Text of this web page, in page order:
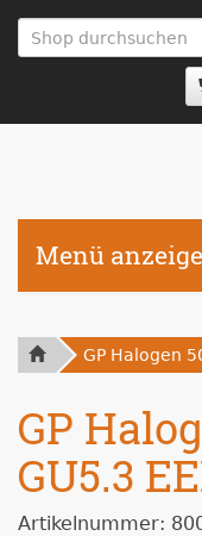
zum
Hauptinhalt
Menü
GP Halogen
GP
GU5.3
Artikelnummer: